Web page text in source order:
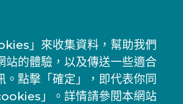
」來收集資料，幫助我們
站的體驗，以及傳送一些適合
。點擊「確定」，即代表你同
」。詳情請參閱本網站